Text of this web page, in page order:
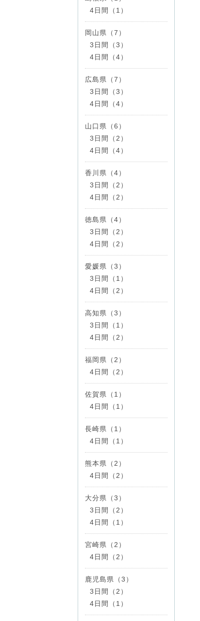
4日間（1）
岡山県（7）
3日間（3）
4日間（4）
広島県（7）
3日間（3）
4日間（4）
山口県（6）
3日間（2）
4日間（4）
香川県（4）
3日間（2）
4日間（2）
徳島県（4）
3日間（2）
4日間（2）
愛媛県（3）
3日間（1）
4日間（2）
高知県（3）
3日間（1）
4日間（2）
福岡県（2）
4日間（2）
佐賀県（1）
4日間（1）
長崎県（1）
4日間（1）
熊本県（2）
4日間（2）
大分県（3）
3日間（2）
4日間（1）
宮崎県（2）
4日間（2）
鹿児島県（3）
3日間（2）
4日間（1）